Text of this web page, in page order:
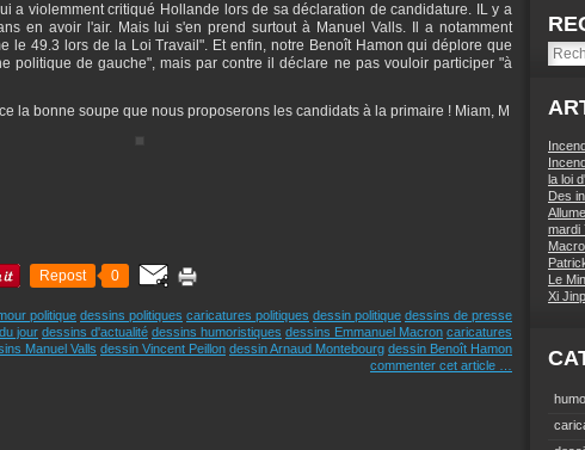
a violemment critiqué Hollande lors de sa déclaration de candidature. IL y a
en avoir l'air. Mais lui s'en prend surtout à Manuel Valls. Il a notamment
le 49.3 lors de la Loi Travail". Et enfin, notre Benoît Hamon qui déplore que
politique de gauche", mais par contre il déclare ne pas vouloir participer "à
la bonne soupe que nous proposerons les candidats à la primaire ! Miam, M
Repost 0
politique dessins politiques caricatures politiques dessin politique dessins de presse
jour dessins d'actualité dessins humoristiques dessins Emmanuel Macron caricatures
Manuel Valls dessin Vincent Peillon dessin Arnaud Montebourg dessin Benoît Hamon
commenter cet article
la loi
Des
mardi
Le
Xi